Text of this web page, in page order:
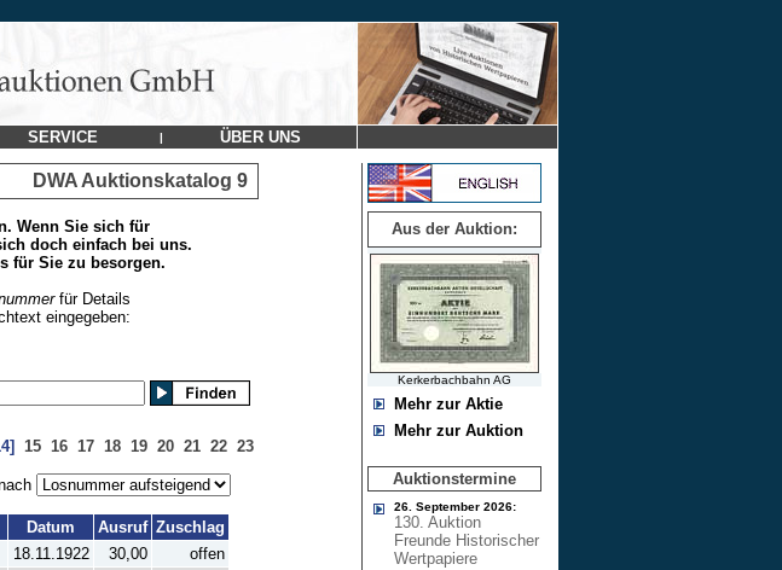
SERVICE | ÜBER UNS
DWA Auktionskatalog 9
Wenn Sie sich für
doch einfach bei uns.
für Sie zu besorgen.
für Details
eingegeben:
15 16 17 18 19 20 21 22 23
Datum Ausruf Zuschlag
18.11.1922 30,00
offen
Aus der Auktion:
Kerkerbachbahn AG
Mehr zur Aktie
Mehr zur Auktion
Auktionstermine
26. September 2026:
130. Auktion
Freunde Historischer
Wertpapiere